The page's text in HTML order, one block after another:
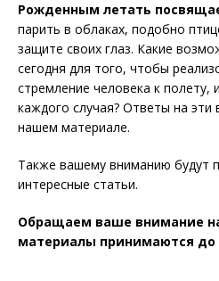
Рожденным летать
парить в облаках, подобно
защите своих глаз. Какие
сегодня для того, чтобы
стремление человека к полету,
каждого случая? Ответы на
нашем материале.
Также вашему вниманию будут
интересные статьи.
Обращаем ваше внимание
материалы принимаются до